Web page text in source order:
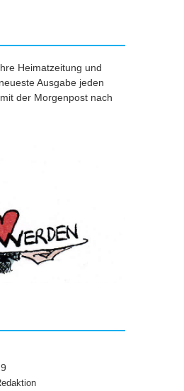
Heimatzeitung und
Ausgabe jeden
der Morgenpost nach